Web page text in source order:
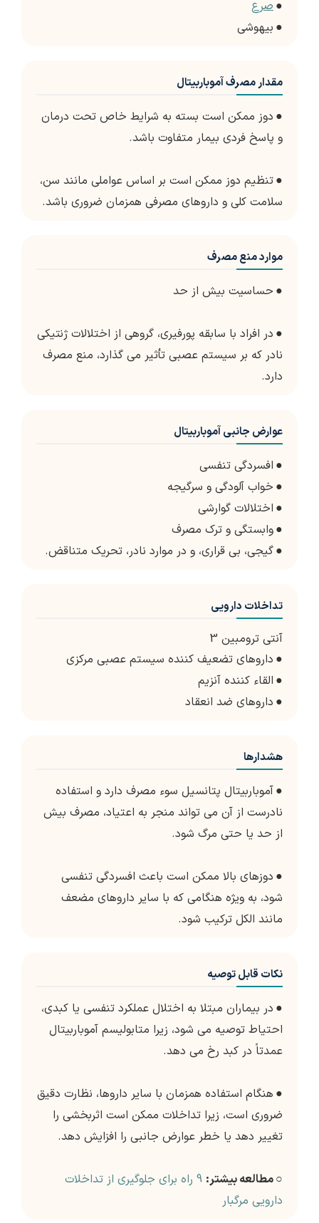
●صرع
● بیهوشی
مقدار مصرف آموباربیتال
● دوز ممکن است بسته به شرایط خاص تحت درمان
و پاسخ فردی بیمار متفاوت باشد.
●تنظیم دوز ممکن است بر اساس عواملی مانند سن،
سلامت کلی و داروهای مصرفی همزمان ضروری باشد.
موارد منع مصرف
● حساسیت بیش از حد
● در افراد با سابقه پورفیری، گروهی از اختلالات ژنتیکی
نادر که بر سیستم عصبی تأثیر می گذارد، منع مصرف
دارد.
عوارض جانبی آموباربیتال
● افسردگی تنفسی
● خواب آلودگی و سرگیجه
● اختلالات گوارشی
●وابستگی و ترک مصرف
●گیجی، بی قراری، و در موارد نادر، تحریک متناقض.
تداخلات دارویی
آنتی ترومبین 3
● داروهای تضعیف کننده سیستم عصبی مرکزی
● القاء کننده آنزیم
● داروهای ضد انعقاد
هشدارها
●آموباربیتال پتانسیل سوء مصرف دارد و استفاده
نادرست از آن می تواند منجر به اعتیاد، مصرف بیش
از حد یا حتی مرگ شود.
● دوزهای بالا ممکن است باعث افسردگی تنفسی
شود، به ویژه هنگامی که با سایر داروهای مضعف
مانند الکل ترکیب شود.
نکات قابل توصیه
● در بیماران مبتلا به اختلال عملکرد تنفسی یا کبدی،
احتیاط توصیه می شود، زیرا متابولیسم آموباربیتال
عمدتاً در کبد رخ می دهد.
● هنگام استفاده همزمان با سایر داروها، نظارت دقیق
ضروری است، زیرا تداخلات ممکن است اثربخشی را
تغییر دهد یا خطر عوارض جانبی را افزایش دهد.
○ مطالعه بیشتر:
9 راه برای جلوگیری از تداخلات
دارویی مرگبار